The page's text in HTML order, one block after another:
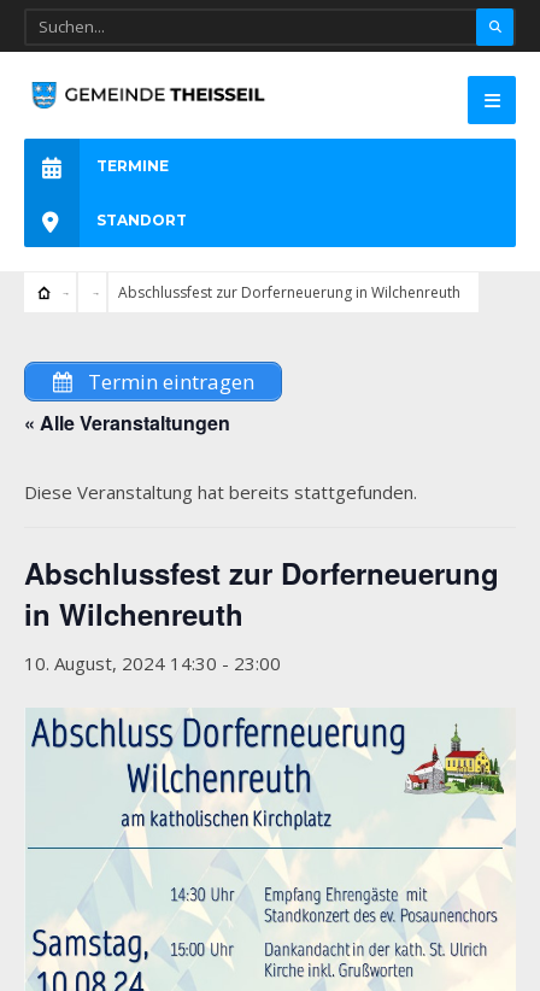
TERMINE
STANDORT
Abschlussfest zur Dorferneuerung in Wilchenreuth
Termin eintragen
« Alle Veranstaltungen
Diese Veranstaltung hat bereits stattgefunden.
Abschlussfest zur Dorferneuerung
in Wilchenreuth
10. August, 2024 14:30 - 23:00